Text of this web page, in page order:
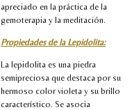
apreciado en la práctica de la
gemoterapia y la meditación.
Propiedades de la Lepidolita:
La lepidolita es una piedra
semipreciosa que destaca por su
hermoso color violeta y su brillo
característico. Se asocia